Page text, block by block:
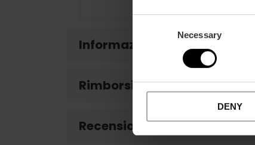
Necessary
DENY
Informazioni di interesse
Rimborsi
Recensioni clienti